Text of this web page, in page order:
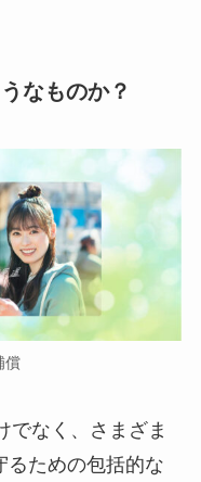
なものか？
償
でなく、さまざま
るための包括的な